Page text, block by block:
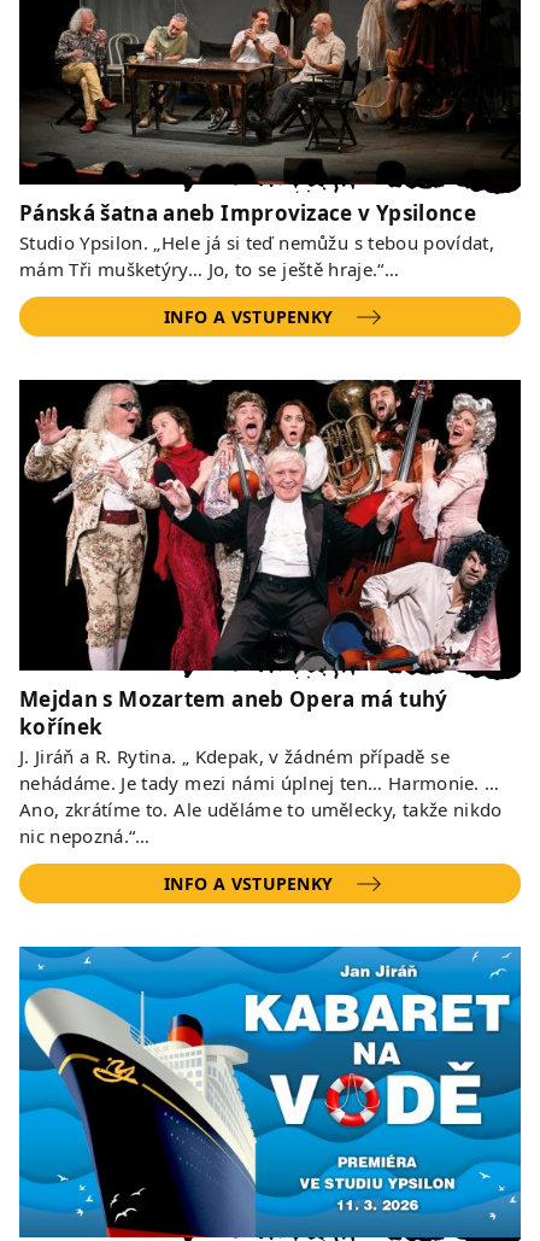
Pánská šatna aneb Improvizace v Ypsilonce
Studio Ypsilon. „Hele já si teď nemůžu s tebou povídat,
mám Tři mušketýry… Jo, to se ještě hraje.“…
INFO A VSTUPENKY
Mejdan s Mozartem aneb Opera má tuhý
kořínek
J. Jiráň a R. Rytina. „ Kdepak, v žádném případě se
nehádáme. Je tady mezi námi úplnej ten… Harmonie. …
Ano, zkrátíme to. Ale uděláme to umělecky, takže nikdo
nic nepozná.“…
INFO A VSTUPENKY